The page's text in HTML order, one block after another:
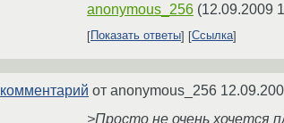
anonymous_256 (12.09.2009
Показать ответы
Ссылка
комментарий от anonymous_256
>Просто не очень хочется